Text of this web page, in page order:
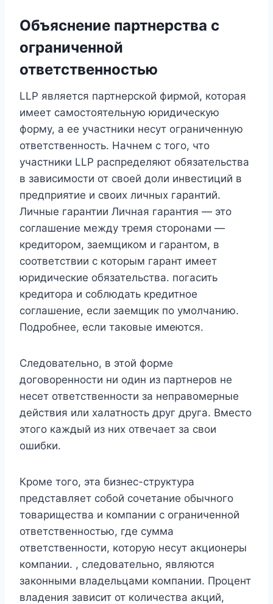
Объяснение партнерства с
ограниченной
ответственностью
LLP является партнерской фирмой, которая
имеет самостоятельную юридическую
форму, а ее участники несут ограниченную
ответственность. Начнем с того, что
участники LLP распределяют обязательства
в зависимости от своей доли инвестиций в
предприятие и своих личных гарантий.
Личные гарантии Личная гарантия — это
соглашение между тремя сторонами —
кредитором, заемщиком и гарантом, в
соответствии с которым гарант имеет
юридические обязательства. погасить
кредитора и соблюдать кредитное
соглашение, если заемщик по умолчанию.
Подробнее, если таковые имеются.
Следовательно, в этой форме
договоренности ни один из партнеров не
несет ответственности за неправомерные
действия или халатность друг друга. Вместо
этого каждый из них отвечает за свои
ошибки.
Кроме того, эта бизнес-структура
представляет собой сочетание обычного
товарищества и компании с ограниченной
ответственностью, где сумма
ответственности, которую несут акционеры
компании. , следовательно, являются
законными владельцами компании. Процент
владения зависит от количества акций,